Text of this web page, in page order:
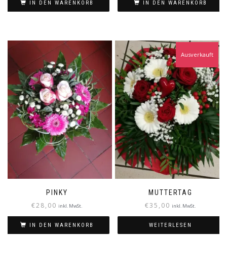
IN DEN WARENKORB IN DEN WARENKORB
PINKY
€28,00 inkl. MwSt.
IN DEN WARENKORB
MUTTERTAG
€35,00 inkl. MwSt.
Ausverkauft
WEITERLESEN